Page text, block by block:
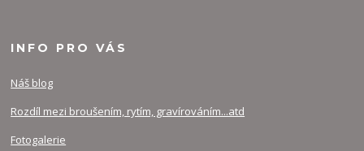
INFO PRO VÁS
Náš blog
Rozdíl mezi broušením, rytím, gravírováním...atd
Fotogalerie